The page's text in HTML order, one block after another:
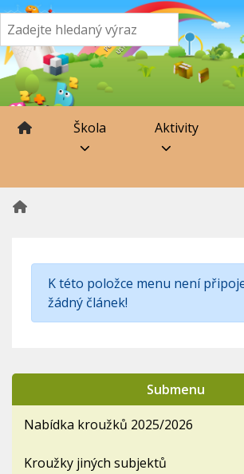
Škola Aktivity
K této položce menu není
žádný článek!
Submenu
Nabídka kroužků 2025/2026
Kroužky jiných subjektů